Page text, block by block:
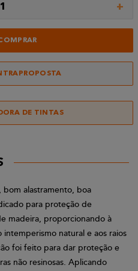
1 +
DE TINTAS
alastramento, boa
para proteção de
madeira, proporcionando à
natural e aos raios
foi feito para dar proteção e
não resinosas. Aplicando